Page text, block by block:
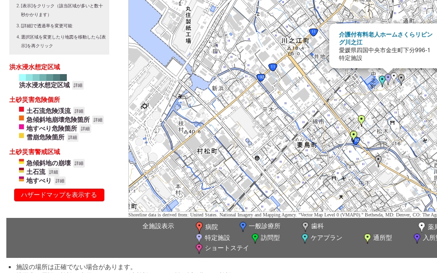
[表示]をクリック（該当区域が多いと数十
秒かかります）
[詳細]で透過率を変更可能
選択区域を変更したり地図を移動したら[表
示]を再クリック
洪水浸水想定区域
洪水浸水想定区域 詳細
土砂災害危険個所
土石流危険渓流
詳細
急傾斜地崩壊危険箇所 詳細
地すべり危険箇所 詳細
雪崩危険箇所 詳細
土砂災害警戒区域
急傾斜地の崩壊
詳細
土石流 詳細
地すべり 詳細
ハザードマップを表示する
介護付有料老人ホームさくらリビン
グ川之江
愛媛県四国中央市金生町下分996-1
特定施設
Shoreline data is derived from: United States. National Imagery and Mapping Agency. "Vector Map Level 0 (VMAP0)." Bethesda, MD: Denver, CO: The
全施設表示 病院 一般診療所 歯科
薬
特定施設
訪問型 ケアプラン 通所型
入所
ショートステイ
施設の場所は正確でない場合があります。